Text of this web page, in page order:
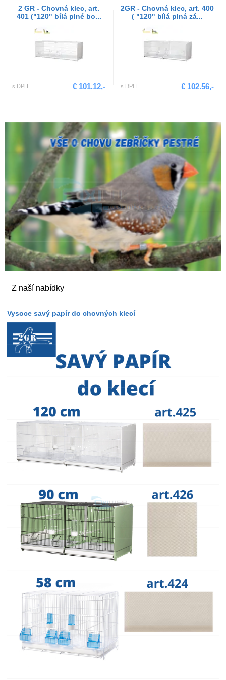
Z naší nabídky
Vysoce savý papír do chovných klecí
2 GR - Chovná klec, art.
401 ("120" bílá plné bo...
s DPH € 101.12,-
2GR - Chovná klec, art. 400
( "120" bílá plná zá...
s DPH € 102.56,-